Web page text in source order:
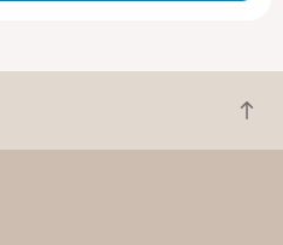
g
n
R
e